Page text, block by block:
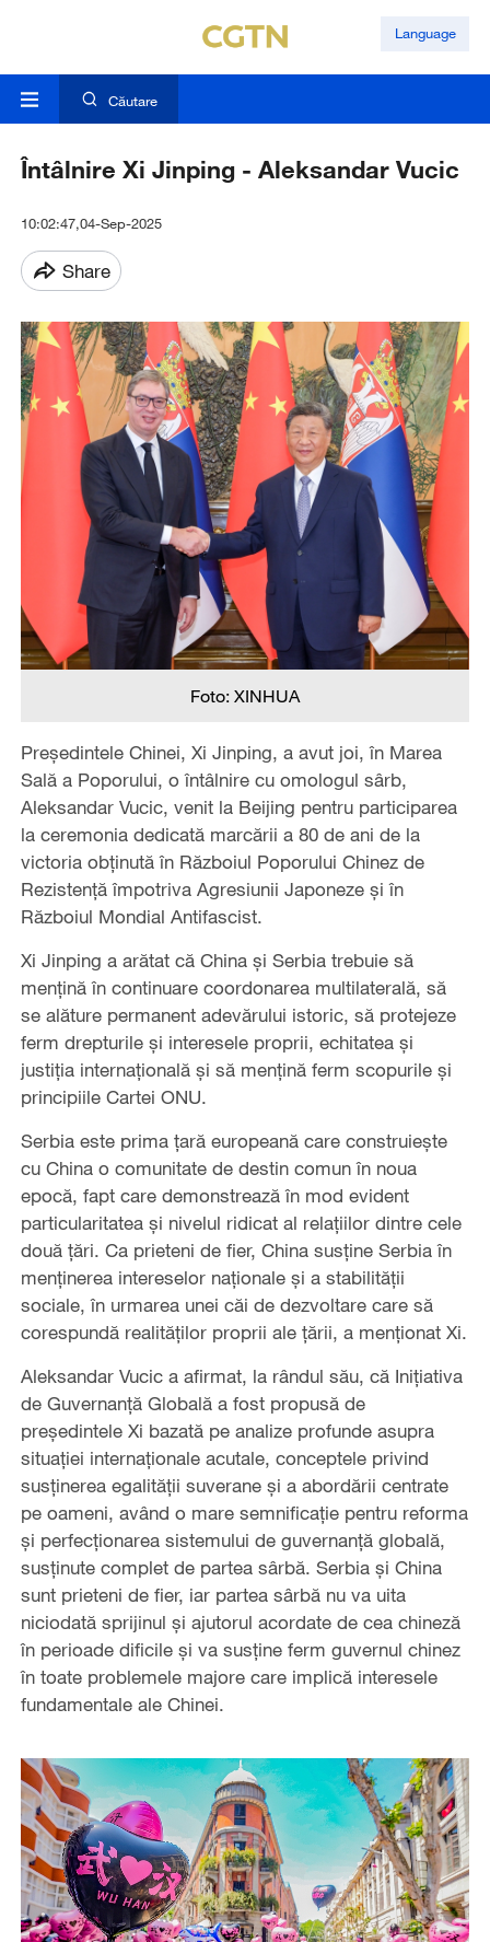
Language
Căutare
Întâlnire Xi Jinping - Aleksandar Vucic
10:02:47,04-Sep-2025
Share
Foto: XINHUA
Preşedintele Chinei, Xi Jinping, a avut joi, în Marea
Sală a Poporului, o întâlnire cu omologul sârb,
Aleksandar Vucic, venit la Beijing pentru participarea
la ceremonia dedicată marcării a 80 de ani de la
victoria obținută în Războiul Poporului Chinez de
Rezistență împotriva Agresiunii Japoneze și în
Războiul Mondial Antifascist.
Xi Jinping a arătat că China şi Serbia trebuie să
menţină în continuare coordonarea multilaterală, să
se alăture permanent adevărului istoric, să protejeze
ferm drepturile şi interesele proprii, echitatea şi
justiţia internaţională şi să menţină ferm scopurile şi
principiile Cartei ONU.
Serbia este prima țară europeană care construiește
cu China o comunitate de destin comun în noua
epocă, fapt care demonstrează în mod evident
particularitatea și nivelul ridicat al relațiilor dintre cele
două țări. Ca prieteni de fier, China susține Serbia în
menținerea intereselor naționale și a stabilității
sociale, în urmarea unei căi de dezvoltare care să
corespundă realităţilor proprii ale țării, a menţionat Xi.
Aleksandar Vucic a afirmat, la rândul său, că Iniţiativa
de Guvernanţă Globală a fost propusă de
preşedintele Xi bazată pe analize profunde asupra
situaţiei internaţionale acutale, conceptele privind
susţinerea egalităţii suverane şi a abordării centrate
pe oameni, având o mare semnificaţie pentru reforma
şi perfecţionarea sistemului de guvernanţă globală,
susţinute complet de partea sârbă. Serbia şi China
sunt prieteni de fier, iar partea sârbă nu va uita
niciodată sprijinul şi ajutorul acordate de cea chineză
în perioade dificile şi va susţine ferm guvernul chinez
în toate problemele majore care implică interesele
fundamentale ale Chinei.